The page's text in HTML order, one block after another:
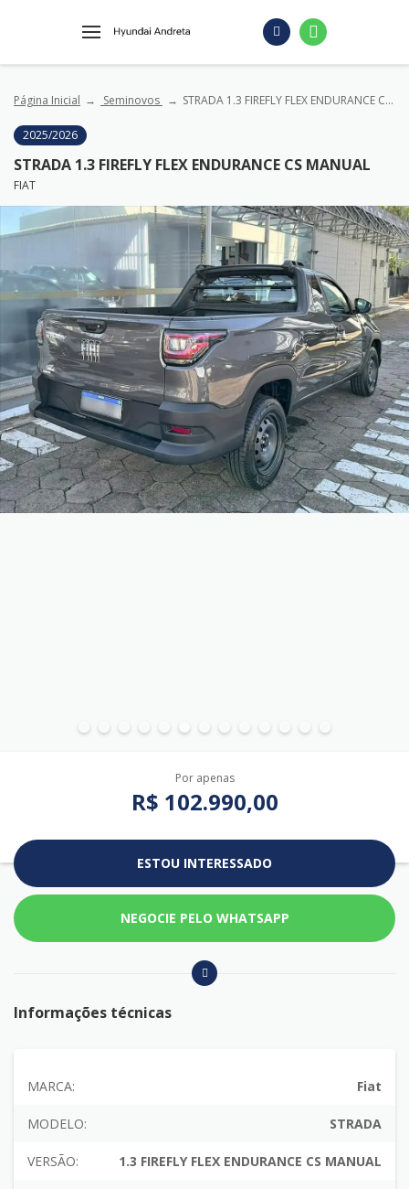
Página Inicial Seminovos STRADA 1.3 FIREFLY FLEX ENDURANCE CS MANUAL
2025/2026
STRADA 1.3 FIREFLY FLEX ENDURANCE CS MANUAL
FIAT
Por apenas
R$ 102.990,00
ESTOU INTERESSADO
NEGOCIE PELO WHATSAPP
Informações técnicas
MARCA: Fiat
MODELO: STRADA
VERSÃO: 1.3 FIREFLY FLEX ENDURANCE CS MANUAL